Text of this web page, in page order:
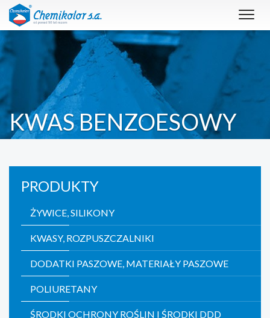
KWAS BENZOESOWY
PRODUKTY
ŻYWICE, SILIKONY
KWASY, ROZPUSZCZALNIKI
DODATKI PASZOWE, MATERIAŁY PASZOWE
POLIURETANY
ŚRODKI OCHRONY ROŚLIN I ŚRODKI DDD